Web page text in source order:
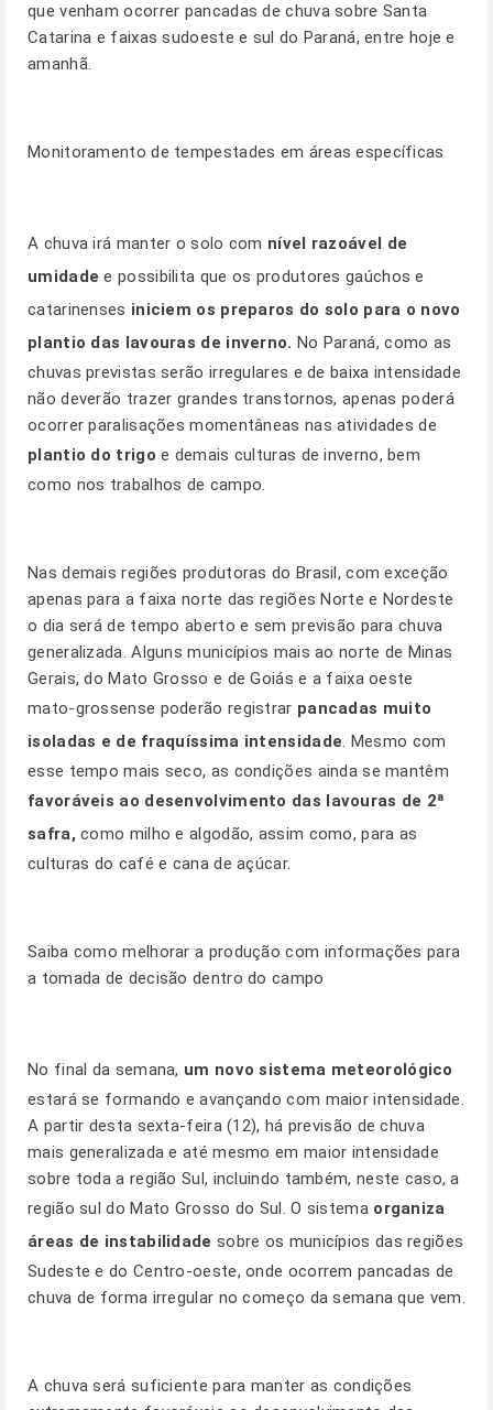
que venham ocorrer pancadas de chuva sobre Santa
Catarina e faixas sudoeste e sul do Paraná, entre hoje e
amanhã.
Monitoramento de tempestades em áreas específicas
A chuva irá manter o solo com nível razoável de
umidade e possibilita que os produtores gaúchos e
catarinenses iniciem os preparos do solo para o novo
plantio das lavouras de inverno. No Paraná, como as
chuvas previstas serão irregulares e de baixa intensidade
não deverão trazer grandes transtornos, apenas poderá
ocorrer paralisações momentâneas nas atividades de
plantio do trigo e demais culturas de inverno, bem
como nos trabalhos de campo.
Nas demais regiões produtoras do Brasil, com exceção
apenas para a faixa norte das regiões Norte e Nordeste
o dia será de tempo aberto e sem previsão para chuva
generalizada. Alguns municípios mais ao norte de Minas
Gerais, do Mato Grosso e de Goiás e a faixa oeste
mato-grossense poderão registrar pancadas muito
isoladas e de fraquíssima intensidade. Mesmo com
esse tempo mais seco, as condições ainda se mantêm
favoráveis ao desenvolvimento das lavouras de 2ª
safra, como milho e algodão, assim como, para as
culturas do café e cana de açúcar.
Saiba como melhorar a produção com informações para
a tomada de decisão dentro do campo
No final da semana, um novo sistema meteorológico
estará se formando e avançando com maior intensidade.
A partir desta sexta-feira (12), há previsão de chuva
mais generalizada e até mesmo em maior intensidade
sobre toda a região Sul, incluindo também, neste caso, a
região sul do Mato Grosso do Sul. O sistema organiza
áreas de instabilidade sobre os municípios das regiões
Sudeste e do Centro-oeste, onde ocorrem pancadas de
chuva de forma irregular no começo da semana que vem.
A chuva será suficiente para manter as condições